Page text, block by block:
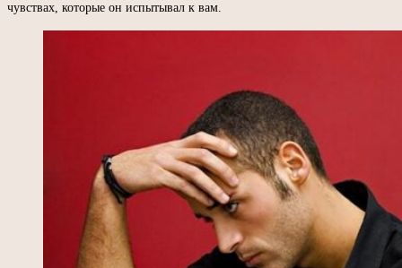
чувствах, которые он испытывал к вам.